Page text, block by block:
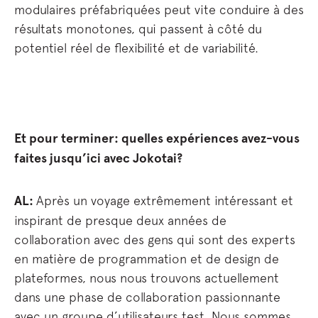
modulaires préfabriquées peut vite conduire à des
résultats monotones, qui passent à côté du
potentiel réel de flexibilité et de variabilité.
Et pour terminer: quelles expériences avez-vous
faites jusqu’ici avec Jokotai?
AL: Après un voyage extrêmement intéressant et
inspirant de presque deux années de
collaboration avec des gens qui sont des experts
en matière de programmation et de design de
plateformes, nous nous trouvons actuellement
dans une phase de collaboration passionnante